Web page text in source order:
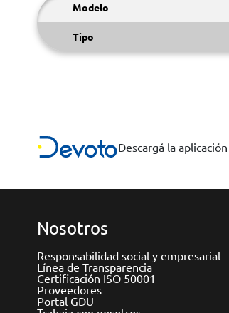
Modelo
Tipo
Descargá la
Nosotros
Responsabilidad social y empresarial
Línea de Transparencia
Certificación ISO 50001
Proveedores
Portal GDU